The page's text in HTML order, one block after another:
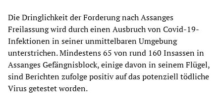
Die Dringlichkeit der Forderung nach Assanges
Freilassung wird durch einen Ausbruch von Covid-19-
Infektionen in seiner unmittelbaren Umgebung
unterstrichen. Mindestens 65 von rund 160 Insassen in
Assanges Gefängnisblock, einige davon in seinem Flügel,
sind Berichten zufolge positiv auf das potenziell tödliche
Virus getestet worden.